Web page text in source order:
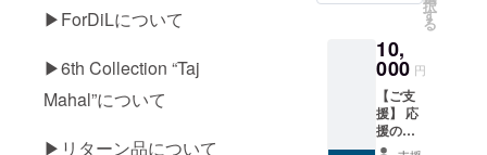
▶︎ForDiLについて
▶︎6th Collection “Taj
Mahal”について
▶︎リターン品について
された
いご希
望のお
名前の
表記が
ござい
封前に
は必ず
のリ
ターン
に貼付
シャル
チケッ
トで
す。 <
内容>
①メ
& ③ &
①メー
ルメッ
セージ
& 現地
工房よ
りお礼
の動画
択
す
る
10,
000 円
【ご支
援】 応
援の気
持ちを